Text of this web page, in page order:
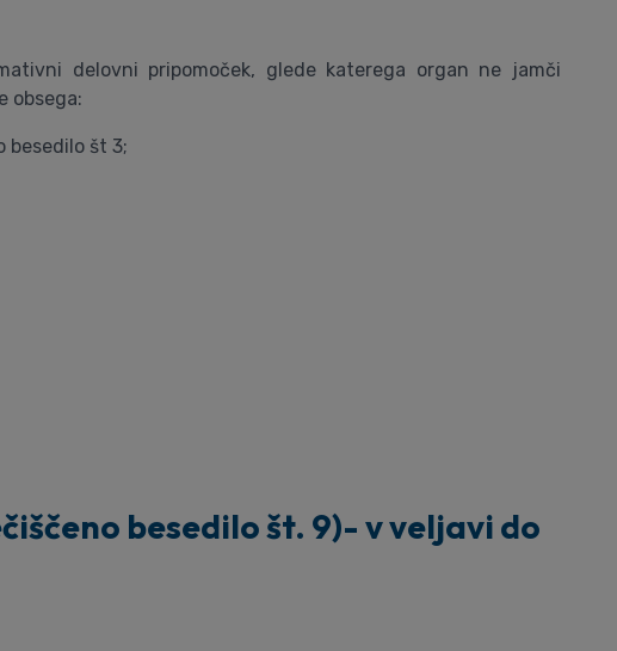
delovni pripomoček, glede katerega organ ne jamči
obsega:
besedilo št 3;
besedilo št. 9)- v veljavi do